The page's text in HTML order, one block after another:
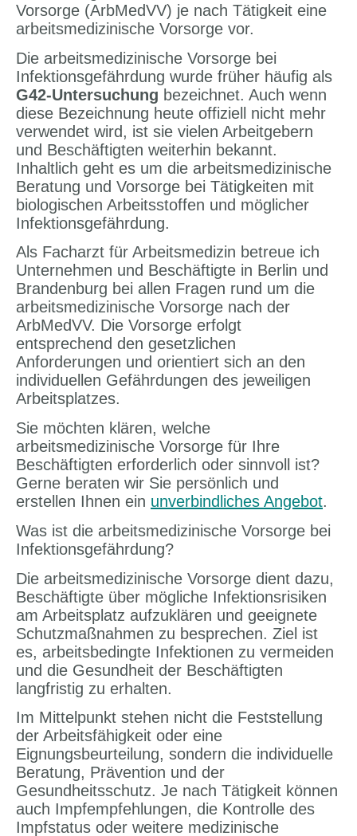
Vorsorge (ArbMedVV) je nach Tätigkeit eine
arbeitsmedizinische Vorsorge vor.
Die arbeitsmedizinische Vorsorge bei
Infektionsgefährdung wurde früher häufig als
G42-Untersuchung bezeichnet. Auch wenn
diese Bezeichnung heute offiziell nicht mehr
verwendet wird, ist sie vielen Arbeitgebern
und Beschäftigten weiterhin bekannt.
Inhaltlich geht es um die arbeitsmedizinische
Beratung und Vorsorge bei Tätigkeiten mit
biologischen Arbeitsstoffen und möglicher
Infektionsgefährdung.
Als Facharzt für Arbeitsmedizin betreue ich
Unternehmen und Beschäftigte in Berlin und
Brandenburg bei allen Fragen rund um die
arbeitsmedizinische Vorsorge nach der
ArbMedVV. Die Vorsorge erfolgt
entsprechend den gesetzlichen
Anforderungen und orientiert sich an den
individuellen Gefährdungen des jeweiligen
Arbeitsplatzes.
Sie möchten klären, welche
arbeitsmedizinische Vorsorge für Ihre
Beschäftigten erforderlich oder sinnvoll ist?
Gerne beraten wir Sie persönlich und
erstellen Ihnen ein unverbindliches Angebot.
Was ist die arbeitsmedizinische Vorsorge bei
Infektionsgefährdung?
Die arbeitsmedizinische Vorsorge dient dazu,
Beschäftigte über mögliche Infektionsrisiken
am Arbeitsplatz aufzuklären und geeignete
Schutzmaßnahmen zu besprechen. Ziel ist
es, arbeitsbedingte Infektionen zu vermeiden
und die Gesundheit der Beschäftigten
langfristig zu erhalten.
Im Mittelpunkt stehen nicht die Feststellung
der Arbeitsfähigkeit oder eine
Eignungsbeurteilung, sondern die individuelle
Beratung, Prävention und der
Gesundheitsschutz. Je nach Tätigkeit können
auch Impfempfehlungen, die Kontrolle des
Impfstatus oder weitere medizinische